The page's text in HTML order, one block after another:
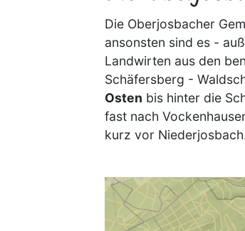
Die Oberjosbacher
ansonsten sind es -
Landwirten aus den
Schäfersberg -
Osten bis hinter die
fast nach
kurz vor
Image